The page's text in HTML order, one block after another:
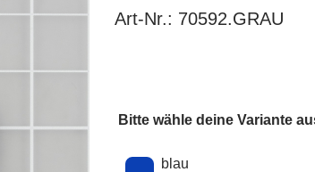
Art-Nr.: 70592.GRAU
Bitte wähle deine Variante
Wähle eine Farbe
blau